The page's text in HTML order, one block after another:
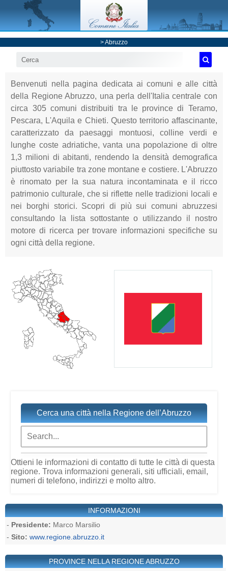
>Abruzzo
Benvenuti nella pagina dedicata ai comuni e alle città
della Regione Abruzzo, una perla dell'Italia centrale con
circa 305 comuni distribuiti tra le province di Teramo,
Pescara, L'Aquila e Chieti. Questo territorio affascinante,
caratterizzato da paesaggi montuosi, colline verdi e
lunghe coste adriatiche, vanta una popolazione di oltre
1,3 milioni di abitanti, rendendo la densità demografica
piuttosto variabile tra zone montane e costiere. L'Abruzzo
è rinomato per la sua natura incontaminata e il ricco
patrimonio culturale, che si riflette nelle tradizioni locali e
nei borghi storici. Scopri di più sui comuni abruzzesi
consultando la lista sottostante o utilizzando il nostro
motore di ricerca per trovare informazioni specifiche su
ogni città della regione.
Cerca una città nella Regione dell’Abruzzo
Ottieni le informazioni di contatto di tutte le città di questa
regione. Trova informazioni generali, siti ufficiali, email,
numeri di telefono, indirizzi e molto altro.
INFORMAZIONI
- Presidente: Marco Marsilio
- Sito: www.regione.abruzzo.it
PROVINCE NELLA REGIONE ABRUZZO